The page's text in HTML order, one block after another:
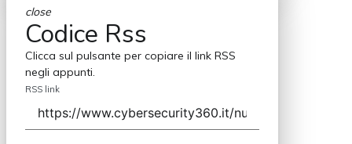
close
Codice Rss
Clicca sul pulsante per copiare il link RSS
negli appunti.
RSS link